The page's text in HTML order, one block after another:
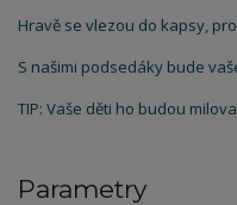
Hravě se vlezou do kapsy,
S našimi podsedáky bude
TIP: Vaše děti ho budou
Parametry